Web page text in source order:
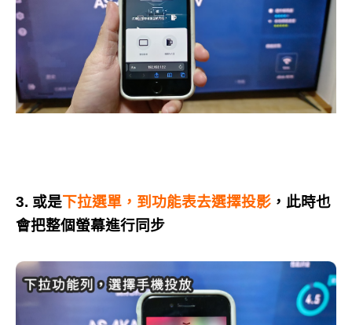
3. 或是下拉選單，到功能表去選擇投影 ，此時也
會把整個螢幕進行同步